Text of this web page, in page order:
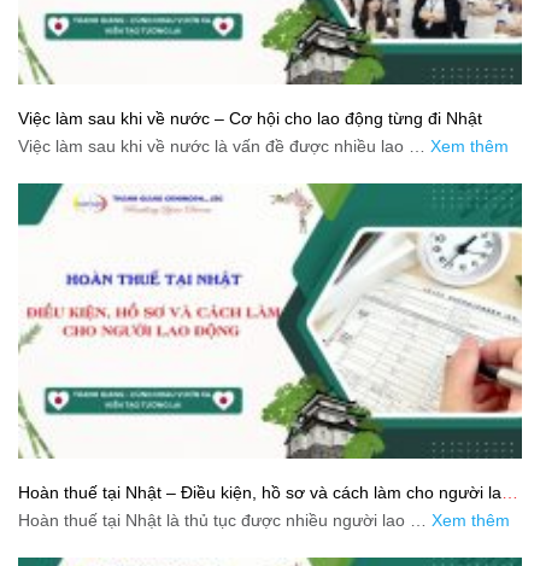
Việc làm sau khi về nước – Cơ hội cho lao động từng đi Nhật
Việc làm sau khi về nước là vấn đề được nhiều lao … Xem thêm
Hoàn thuế tại Nhật – Điều kiện, hồ sơ và cách làm cho người lao
động
Hoàn thuế tại Nhật là thủ tục được nhiều người lao … Xem thêm